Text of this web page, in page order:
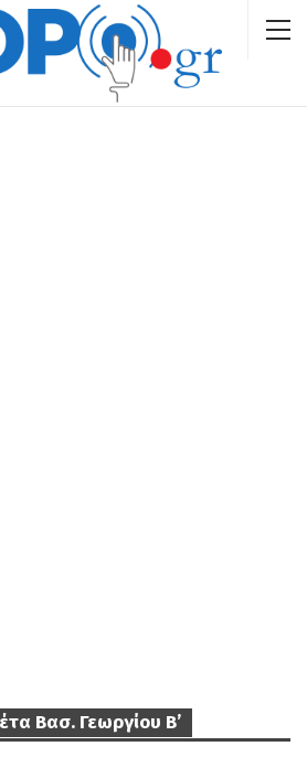
Βασ. Γεωργίου Β’